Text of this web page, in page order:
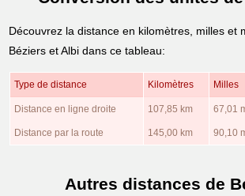
Découvrez la distance en kilomètres, milles et
Béziers et Albi dans ce tableau:
Type de distance Kilomètres Milles
Distance en ligne droite 107,85 km 67,01
Distance par la route 145,00 km 90,10
Autres distances de